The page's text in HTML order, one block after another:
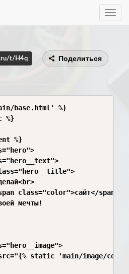
Toggle
t/H4q Поделиться
base.html' %}
%}
%}
class="color">сайт</
мечты!
static 'main/image/